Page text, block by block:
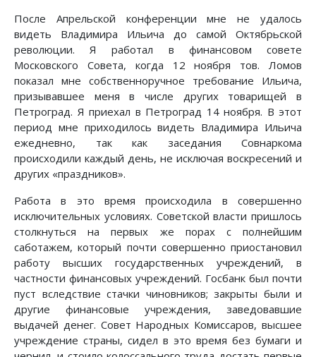
После Апрельской конференции мне не удалось
видеть Владимира Ильича до самой Октябрьской
революции. Я работал в финансовом совете
Московского Совета, когда 12 ноября тов. Ломов
показал мне собственноручное требование Ильича,
призывавшее меня в числе других товарищей в
Петроград. Я приехал в Петроград 14 ноября. В этот
период мне приходилось видеть Владимира Ильича
ежедневно, так как заседания Совнаркома
происходили каждый день, не исключая воскресений и
других «праздников».
Работа в это время происходила в совершенно
исключительных условиях. Советской власти пришлось
столкнуться на первых же порах с полнейшим
саботажем, который почти совершенно приостановил
работу высших государственных учреждений, в
частности финансовых учреждений. Госбанк был почти
пуст вследствие стачки чиновников; закрыты были и
другие финансовые учреждения, заведовавшие
выдачей денег. Совет Народных Комиссаров, высшее
учреждение страны, сидел в это время без бумаги и